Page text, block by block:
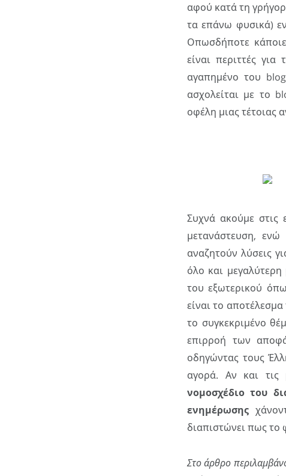
αφού κατά τη
τα επάνω φυσικά)
Οπωσδήποτε
είναι περιττές
αγαπημένο του
ασχολείται με το
οφέλη μιας τέτοιας
Συχνά ακούμε στις
μετανάστευση,
αναζητούν λύσεις
όλο και
του εξωτερικού
είναι το
το συγκεκριμένο
επιρροή των
οδηγώντας τους
αγορά. Αν και τις
νομοσχέδιο του
ενημέρωσης
διαπιστώνει πως το
Στο άρθρο